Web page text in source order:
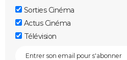
Sorties Cinéma
Actus Cinéma
Télévision